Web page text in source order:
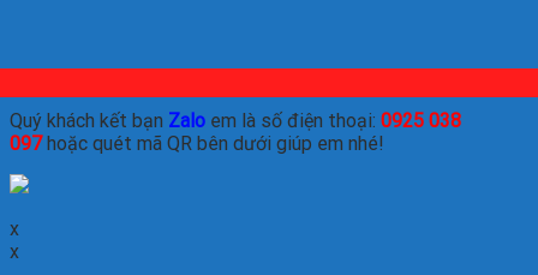
Quý khách kết bạn Zalo em là số điện thoại: 0925 038
097hoặc quét mã QR bên dưới giúp em nhé!
x
x